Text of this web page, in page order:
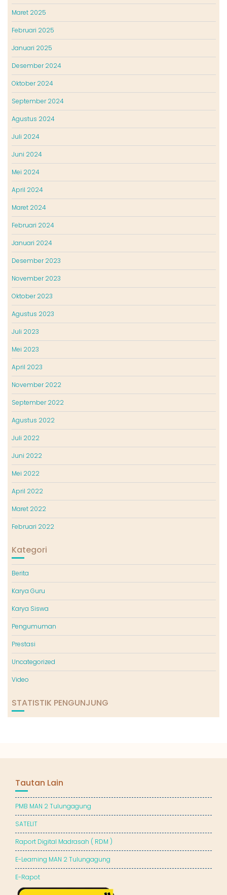
Maret 2025
Februari 2025
Januari 2025
Desember 2024
Oktober 2024
September 2024
Agustus 2024
Juli 2024
Juni 2024
Mei 2024
April 2024
Maret 2024
Februari 2024
Januari 2024
Desember 2023
November 2023
Oktober 2023
Agustus 2023
Juli 2023
Mei 2023
April 2023
November 2022
September 2022
Agustus 2022
Juli 2022
Juni 2022
Mei 2022
April 2022
Maret 2022
Februari 2022
Kategori
Berita
Karya Guru
Karya Siswa
Pengumuman
Prestasi
Uncategorized
Video
STATISTIK PENGUNJUNG
Tautan Lain
PMB MAN 2 Tulungagung
SATELIT
Raport Digital Madrasah ( RDM )
E-Learning MAN 2 Tulungagung
E-Rapot